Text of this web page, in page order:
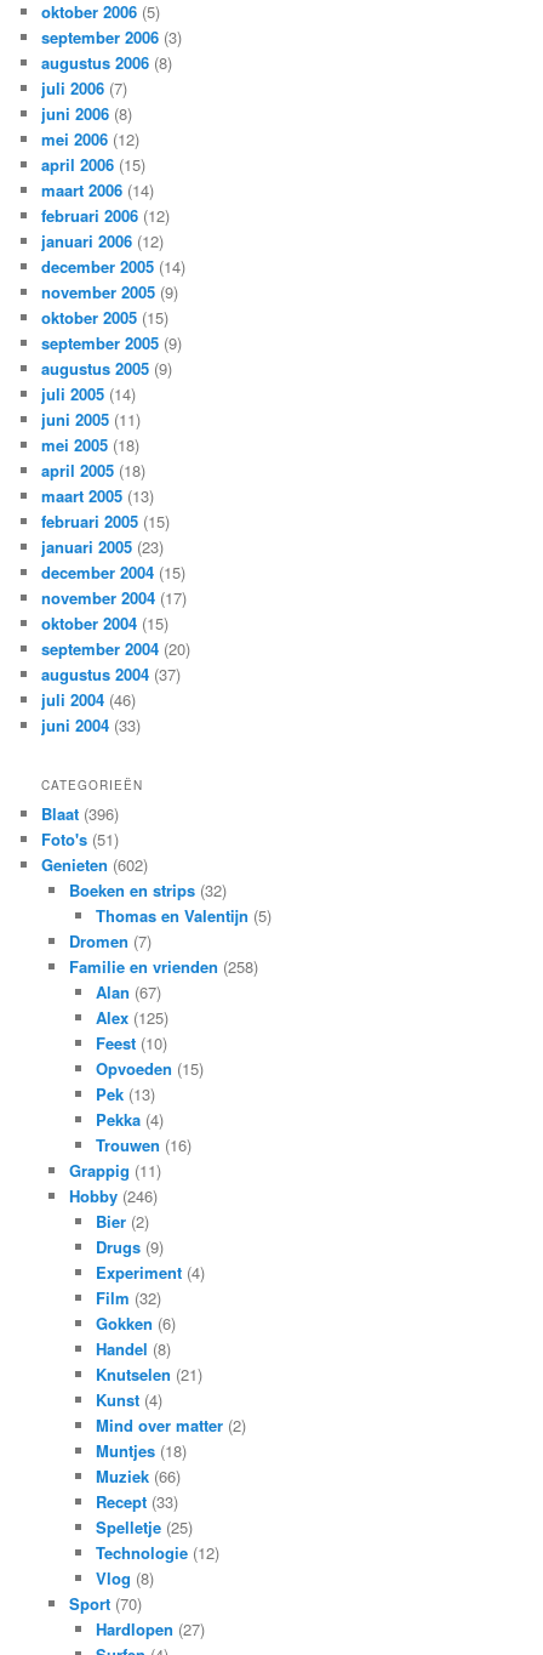
oktober 2006 (5)
september 2006 (3)
augustus 2006 (8)
juli 2006 (7)
juni 2006 (8)
mei 2006 (12)
april 2006 (15)
maart 2006 (14)
februari 2006 (12)
januari 2006 (12)
december 2005 (14)
november 2005 (9)
oktober 2005 (15)
september 2005 (9)
augustus 2005 (9)
juli 2005 (14)
juni 2005 (11)
mei 2005 (18)
april 2005 (18)
maart 2005 (13)
februari 2005 (15)
januari 2005 (23)
december 2004 (15)
november 2004 (17)
oktober 2004 (15)
september 2004 (20)
augustus 2004 (37)
juli 2004 (46)
juni 2004 (33)
CATEGORIEËN
Blaat (396)
Foto's (51)
Genieten (602)
Boeken en strips(32)
Thomas en Valentijn (5)
Dromen (7)
Familie en vrienden (258)
Alan (67)
Alex (125)
Feest (10)
Opvoeden (15)
Pek (13)
Pekka (4)
Trouwen (16)
Grappig (11)
Hobby(246)
Bier (2)
Drugs (9)
Experiment (4)
Film (32)
Gokken (6)
Handel (8)
Knutselen (21)
Kunst (4)
Mind over matter (2)
Muntjes (18)
Muziek (66)
Recept (33)
Spelletje (25)
Technologie (12)
Vlog (8)
Sport(70)
Hardlopen (27)